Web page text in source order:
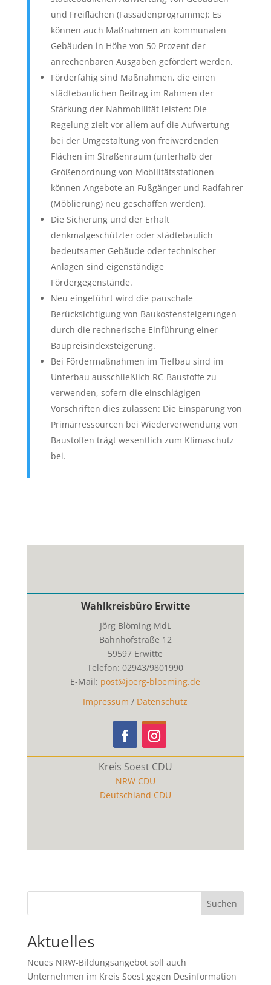
und Freiflächen (Fassadenprogramme): Es
können auch Maßnahmen an kommunalen
Gebäuden in Höhe von 50 Prozent der
anrechenbaren Ausgaben gefördert werden.
Förderfähig sind Maßnahmen, die einen
städtebaulichen Beitrag im Rahmen der
Stärkung der Nahmobilität leisten: Die
Regelung zielt vor allem auf die Aufwertung
bei der Umgestaltung von freiwerdenden
Flächen im Straßenraum (unterhalb der
Größenordnung von Mobilitätsstationen
können Angebote an Fußgänger und Radfahrer
(Möblierung) neu geschaffen werden).
Die Sicherung und der Erhalt
denkmalgeschützter oder städtebaulich
bedeutsamer Gebäude oder technischer
Anlagen sind eigenständige
Fördergegenstände.
Neu eingeführt wird die pauschale
Berücksichtigung von Baukostensteigerungen
durch die rechnerische Einführung einer
Baupreisindexsteigerung.
Bei Fördermaßnahmen im Tiefbau sind im
Unterbau ausschließlich RC-Baustoffe zu
verwenden, sofern die einschlägigen
Vorschriften dies zulassen: Die Einsparung von
Primärressourcen bei Wiederverwendung von
Baustoffen trägt wesentlich zum Klimaschutz
bei.
Wahlkreisbüro Erwitte
Jörg Blöming MdL
Bahnhofstraße 12
59597 Erwitte
Telefon: 02943/9801990
E-Mail: post@joerg-bloeming.de
Impressum / Datenschutz
Kreis Soest CDU
NRW CDU
Deutschland CDU
Suchen
Aktuelles
Neues NRW-Bildungsangebot soll auch
Unternehmen im Kreis Soest gegen Desinformation